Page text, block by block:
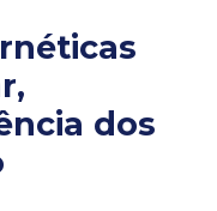
dos